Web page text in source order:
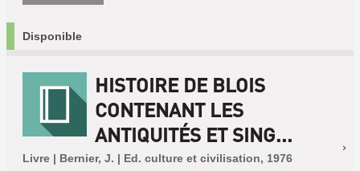
Disponible
HISTOIRE DE BLOIS
CONTENANT LES
ANTIQUITÉS ET SING...
Livre | Bernier, J. | Ed. culture et civilisation, 1976